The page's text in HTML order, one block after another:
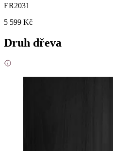
ER2031
5 599 Kč
Druh dřeva